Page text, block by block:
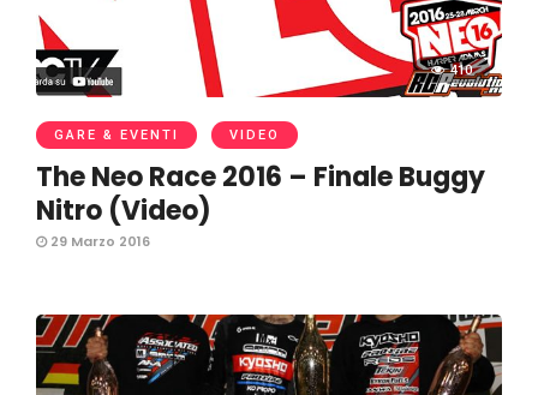
410
GARE & EVENTI VIDEO
The Neo Race 2016 – Finale Buggy
Nitro (Video)
29 Marzo 2016